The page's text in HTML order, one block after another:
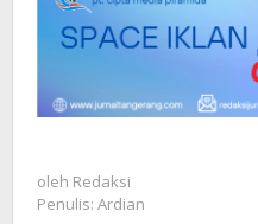
oleh Redaksi
Penulis: Ardian